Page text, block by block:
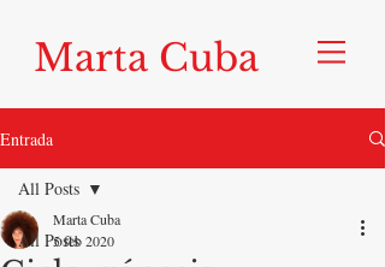
Marta Cuba
Entrada
All Posts
All Posts
Marta Cuba
5 feb 2020